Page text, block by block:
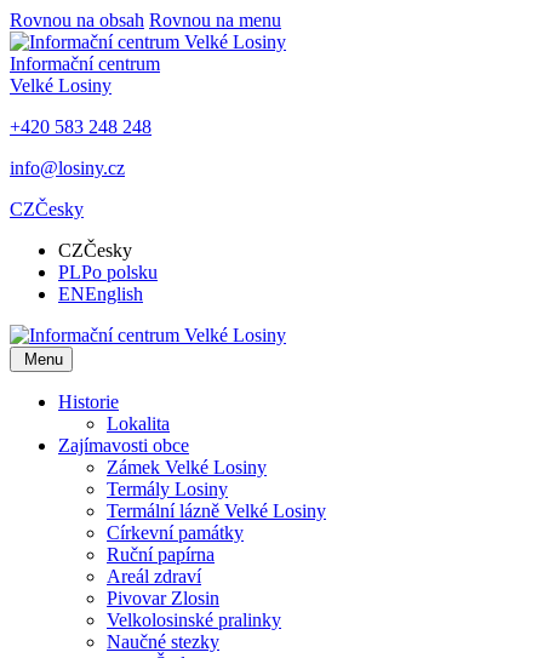
Rovnou na obsah Rovnou na menu
Informační centrum
Velké Losiny
+420 583 248 248
info@losiny.cz
CZČesky
CZČesky
PLPo polsku
ENEnglish
Menu
Historie
Lokalita
Zajímavosti obce
Zámek Velké Losiny
Termály Losiny
Termální lázně Velké Losiny
Církevní památky
Ruční papírna
Areál zdraví
Pivovar Zlosin
Velkolosinské pralinky
Naučné stezky